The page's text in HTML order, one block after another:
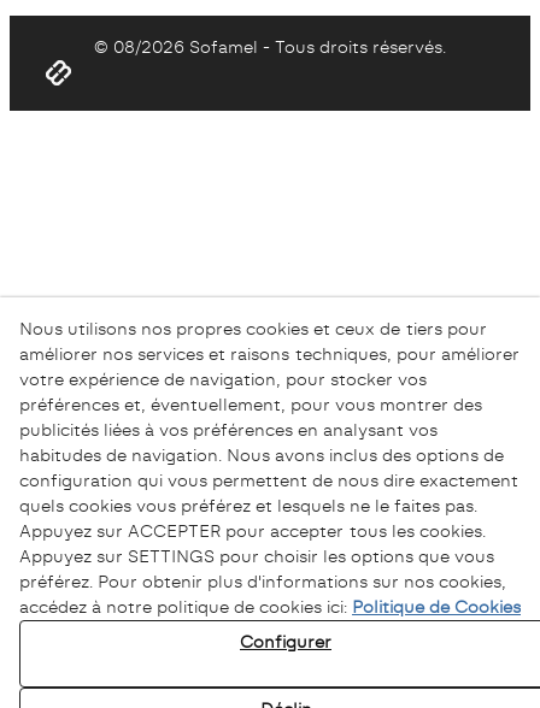
© 08/2026 Sofamel - Tous droits réservés.
Nous utilisons nos propres cookies et ceux de tiers pour
améliorer nos services et raisons techniques, pour améliorer
votre expérience de navigation, pour stocker vos
préférences et, éventuellement, pour vous montrer des
publicités liées à vos préférences en analysant vos
habitudes de navigation. Nous avons inclus des options de
configuration qui vous permettent de nous dire exactement
quels cookies vous préférez et lesquels ne le faites pas.
Appuyez sur ACCEPTER pour accepter tous les cookies.
Appuyez sur SETTINGS pour choisir les options que vous
préférez. Pour obtenir plus d'informations sur nos cookies,
accédez à notre politique de cookies ici: Politique de Cookies
Configurer